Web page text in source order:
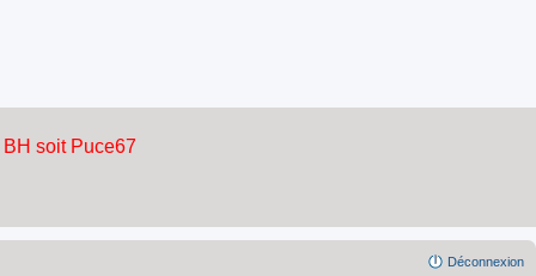
Déconnexion